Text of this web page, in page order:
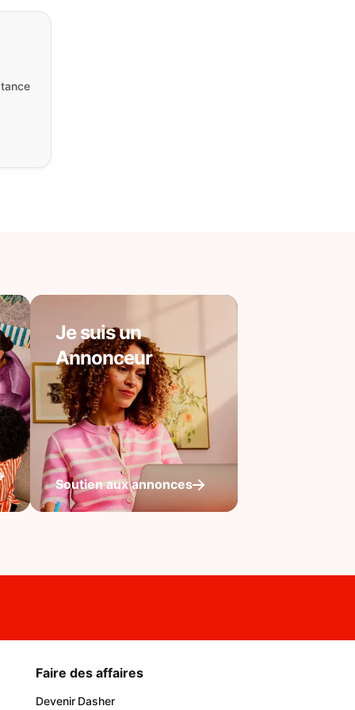
Je suis un
Annonceur
Soutien aux annonces
Faire des affaires
Devenir Dasher